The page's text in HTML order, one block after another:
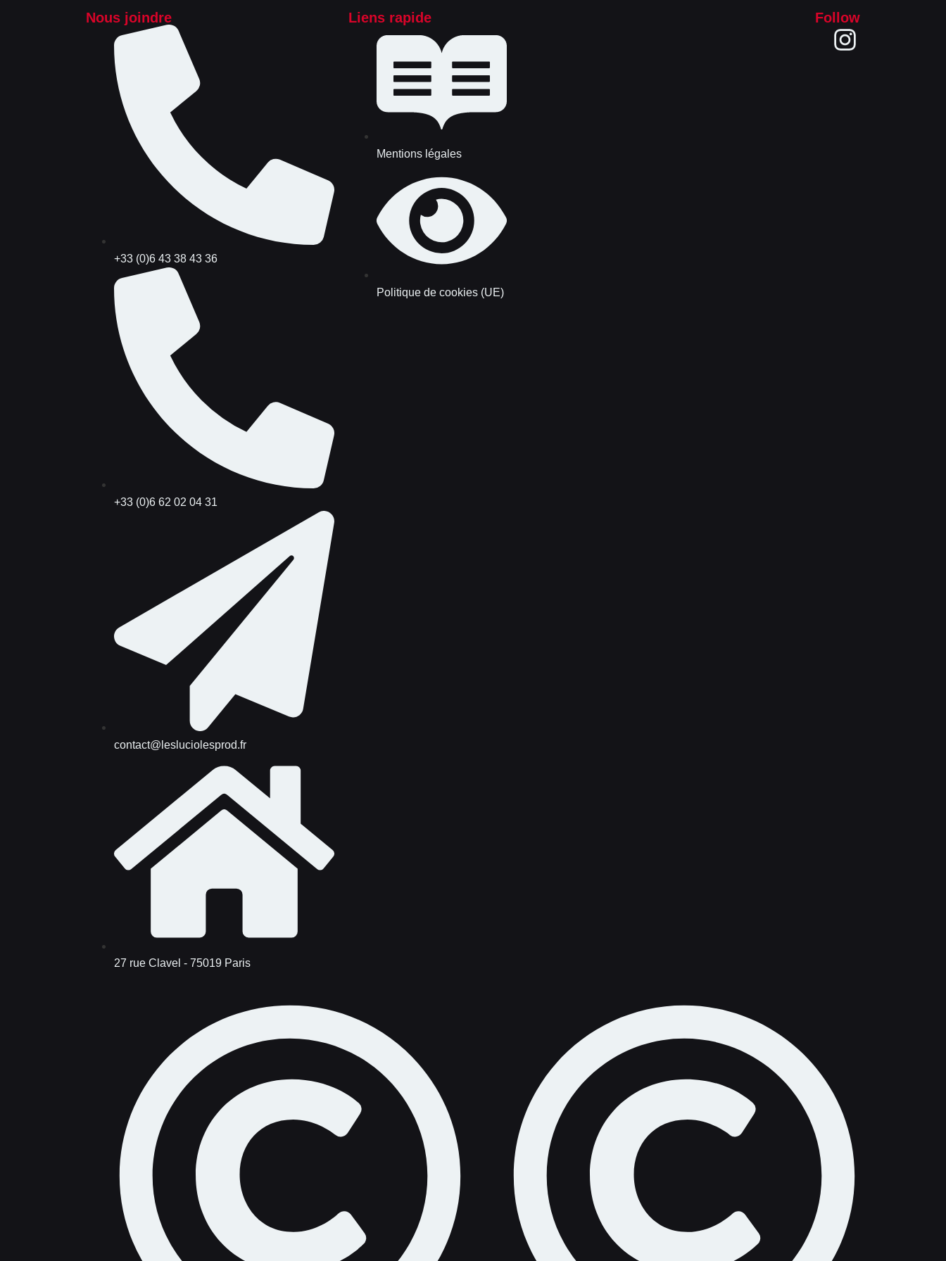
Nous joindre
+33 (0)6 43 38 43 36
+33 (0)6 62 02 04 31
contact@lesluciolesprod.fr
27 rue Clavel - 75019 Paris​
Liens rapide
Mentions légales
Politique de cookies (UE)
Follow